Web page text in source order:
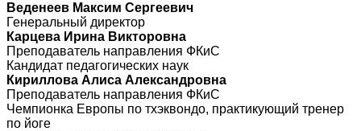
Веденеев Максим Сергеевич
Генеральный директор
Карцева Ирина Викторовна
Преподаватель направления ФКиС
Кандидат педагогических наук
Кириллова Алиса Александровна
Преподаватель направления ФКиС
Чемпионка Европы по тхэквондо, практикующий тренер
по йоге